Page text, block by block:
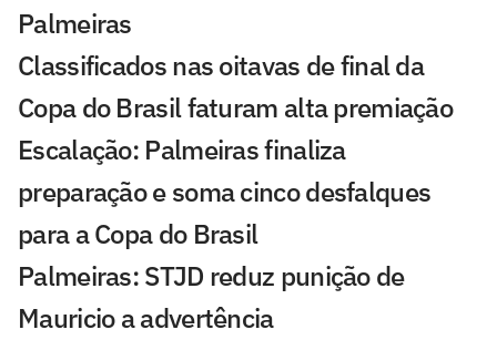
Palmeiras
Classificados nas oitavas de final da
Copa do Brasil faturam alta premiação
Escalação: Palmeiras finaliza
preparação e soma cinco desfalques
para a Copa do Brasil
Palmeiras: STJD reduz punição de
Mauricio a advertência